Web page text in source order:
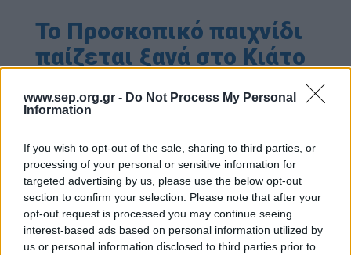
www.sep.org.gr - Do Not Process My Personal
Information
If you wish to opt-out of the sale, sharing to third parties, or
processing of your personal or sensitive information for
targeted advertising by us, please use the below opt-out
section to confirm your selection. Please note that after your
opt-out request is processed you may continue seeing
interest-based ads based on personal information utilized by
us or personal information disclosed to third parties prior to
Media Center
Δελτία Τύπου
Λογότυπα
Το Προσκοπικό παιχνίδι
παίζεται ξανά στο Κιάτο
Αρθρογραφος:r p
Ημ/νια Έκδοσης: 14/07/2023
Κατηγορίες:
Προσκοπική Ζωή
Από τον Μάρτιο του 2023, το 1ο Σύστημα